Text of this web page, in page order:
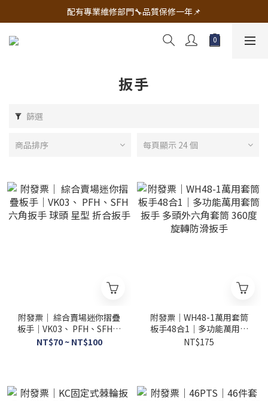
🔧電動工具&五金唯一首選 宇慶五金網拍🔧
配有專業維修部門🔧品質保修一年📌
🔧電動工具&五金唯一首選 宇慶五金網拍🔧
扳手
篩選
商品排序 每頁顯示 24 個
附發票｜ 綜合賣場迷你摺疊
板手｜VK03、 PFH、SFH六
角扳手 球頭 星型 折合扳手
NT$70 ~ NT$100
附發票｜WH48-1萬用套筒
板手48合1｜多功能萬用套
筒扳手 多頭外六角套筒 360
NT$175